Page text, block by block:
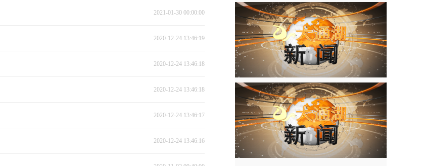
2021-01-30 00:00:00
2020-12-24 13:46:19
2020-12-24 13:46:18
2020-12-24 13:46:18
2020-12-24 13:46:17
2020-12-24 13:46:16